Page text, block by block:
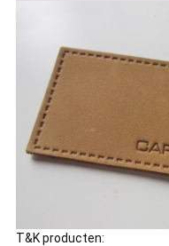
T&K producten: